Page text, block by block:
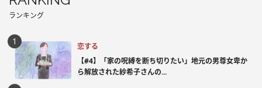
ランキング
恋する
【#4】「家の呪縛を断ち切りたい」地元の男尊女卑か
ら解放された紗希子さんの...